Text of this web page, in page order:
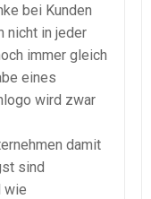
bei Kunden
nicht in jeder
immer gleich
eines
wird zwar
damit
sind
wie